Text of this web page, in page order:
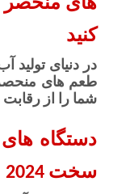
های
کنید
در دنیای تولید
طعم های
شما را از
دستگاه
سخت 2024